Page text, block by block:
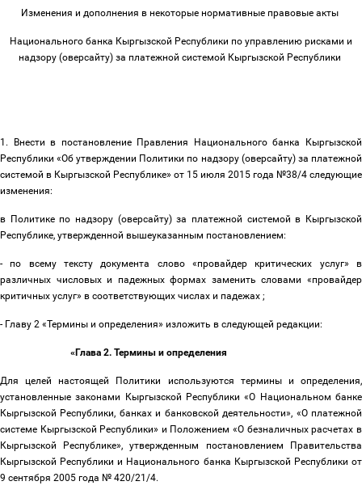
Изменения и дополнения в некоторые нормативные правовые акты
Национального банка Кыргызской Республики по управлению рисками и
надзору (оверсайту) за платежной системой Кыргызской Республики
1. Внести в постановление Правления Национального банка Кыргызской
Республики «Об утверждении Политики по надзору (оверсайту) за платежной
системой в Кыргызской Республике» от 15 июля 2015 года №38/4 следующие
изменения:
в Политике по надзору (оверсайту) за платежной системой в Кыргызской
Республике, утвержденной вышеуказанным постановлением:
- по всему тексту документа слово «провайдер критических услуг» в
различных числовых и падежных формах заменить словами «провайдер
критичных услуг» в соответствующих числах и падежах ;
- Главу 2 «Термины и определения» изложить в следующей редакции:
«Глава 2. Термины и определения
Для целей настоящей Политики используются термины и определения,
установленные законами Кыргызской Республики «О Национальном банке
Кыргызской Республики, банках и банковской деятельности», «О платежной
системе Кыргызской Республики» и Положением «О безналичных расчетах в
Кыргызской Республике», утвержденным постановлением Правительства
Кыргызской Республики и Национального банка Кыргызской Республики от
9 сентября 2005 года № 420/21/4.